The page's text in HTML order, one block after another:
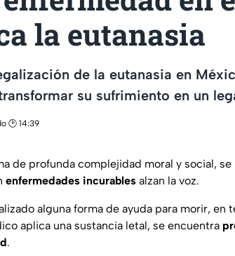
la eutanasia
de la eutanasia en
su sufrimiento en un
🕑 14:39
de profunda complejidad moral y social,
enfermedades incurables alzan la voz.
alguna forma de ayuda para morir, en
aplica una sustancia letal, se encuentra
.